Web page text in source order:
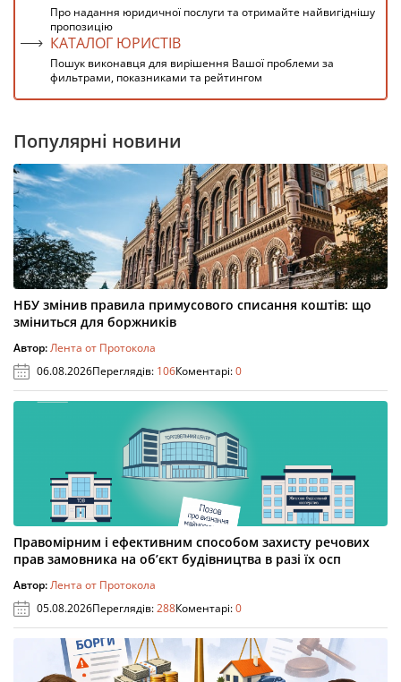
Про надання юридичної послуги та отримайте найвигіднішу
пропозицію
КАТАЛОГ ЮРИСТІВ
Пошук виконавця для вирішення Вашої проблеми за
фильтрами, показниками та рейтингом
Популярні новини
НБУ змінив правила примусового списання коштів: що
зміниться для боржників
Автор:Лента от Протокола
06.08.2026Переглядів: 106Коментарі:0
Правомірним і ефективним способом захисту речових
прав замовника на об’єкт будівництва в разі їх осп
Автор:Лента от Протокола
05.08.2026Переглядів:288Коментарі:0